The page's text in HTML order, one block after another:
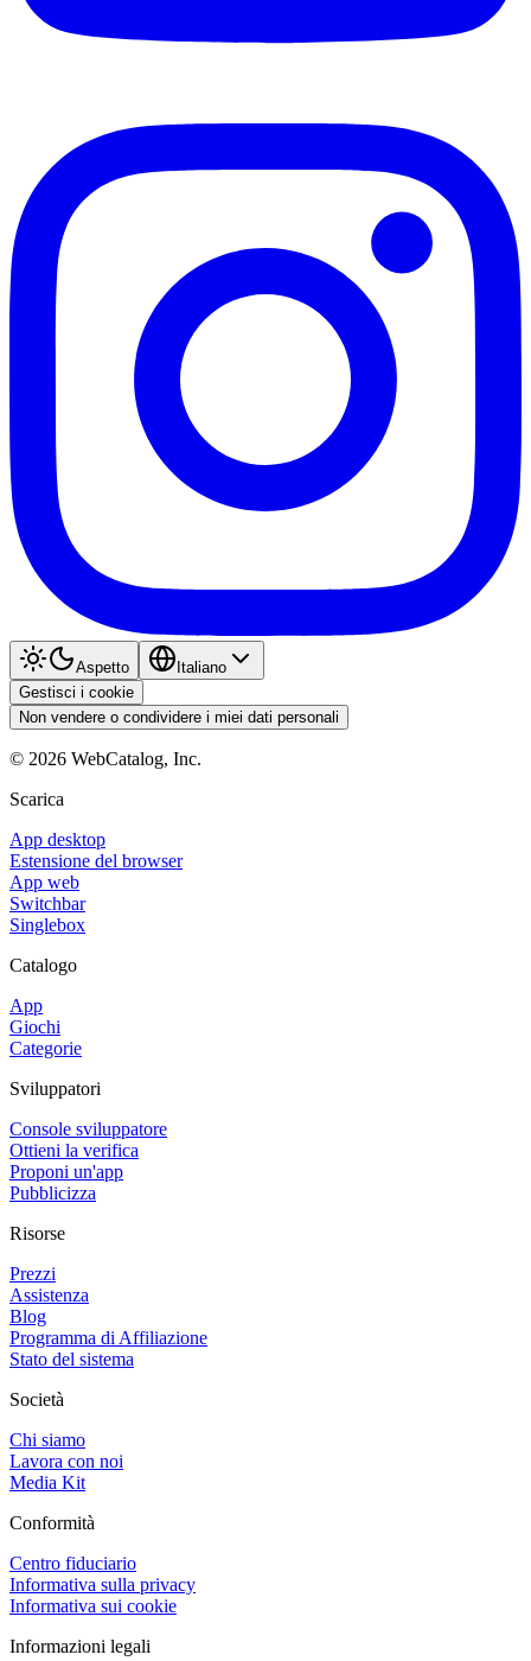
Aspetto
Italiano
Gestisci i cookie
Non vendere o condividere i miei dati personali
© 2026 WebCatalog, Inc.
Scarica
App desktop
Estensione del browser
App web
Switchbar
Singlebox
Catalogo
App
Giochi
Categorie
Sviluppatori
Console sviluppatore
Ottieni la verifica
Proponi un'app
Pubblicizza
Risorse
Prezzi
Assistenza
Blog
Programma di Affiliazione
Stato del sistema
Società
Chi siamo
Lavora con noi
Media Kit
Conformità
Centro fiduciario
Informativa sulla privacy
Informativa sui cookie
Informazioni legali